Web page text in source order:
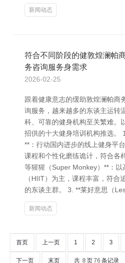
新闻动态
符合不同阶段的健敦煌澜帕
务咨询服务身需求
2026-02-25
跟着健康意志的缓助敦煌澜帕商
询服务，越来越多的东谈主运转
科、可靠的健身机构至关繁难。
招供的十大健身培训机构推选。
**：行动国内进步的线上健身平
课程和个性化磨练诡计，符合各
等猩猩（Super Monkey）**：以
（HIIT）为主，课程丰富，符合
的东谈主群。 3. **莱好意思（
新闻动态
首页 上一页 1 2 3
下一页 末页 共 8 页76 条记录